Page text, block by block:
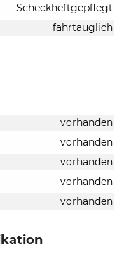
Scheckheftgepflegt
fahrtauglich
vorhanden
vorhanden
vorhanden
vorhanden
vorhanden